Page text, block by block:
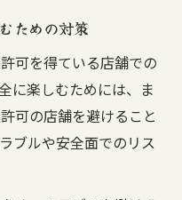
ための対策
可を得ている店舗での
に楽しむためには、ま
可の店舗を避けること
ブルや安全面でのリス